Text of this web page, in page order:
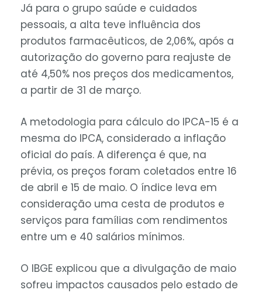
Já para o grupo saúde e cuidados
pessoais, a alta teve influência dos
produtos farmacêuticos, de 2,06%, após a
autorização do governo para reajuste de
até 4,50% nos preços dos medicamentos,
a partir de 31 de março.
A metodologia para cálculo do IPCA-15 é a
mesma do IPCA, considerado a inflação
oficial do país. A diferença é que, na
prévia, os preços foram coletados entre 16
de abril e 15 de maio. O índice leva em
consideração uma cesta de produtos e
serviços para famílias com rendimentos
entre um e 40 salários mínimos.
O IBGE explicou que a divulgação de maio
sofreu impactos causados pelo estado de